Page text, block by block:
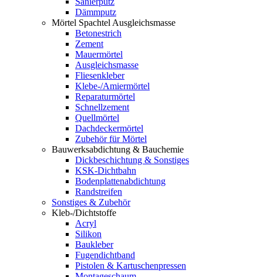
Dämmputz
Mörtel Spachtel Ausgleichsmasse
Betonestrich
Zement
Mauermörtel
Ausgleichsmasse
Fliesenkleber
Klebe-/Amiermörtel
Reparaturmörtel
Schnellzement
Quellmörtel
Dachdeckermörtel
Zubehör für Mörtel
Bauwerksabdichtung & Bauchemie
Dickbeschichtung & Sonstiges
KSK-Dichtbahn
Bodenplattenabdichtung
Randstreifen
Sonstiges & Zubehör
Kleb-/Dichtstoffe
Acryl
Silikon
Baukleber
Fugendichtband
Pistolen & Kartuschenpressen